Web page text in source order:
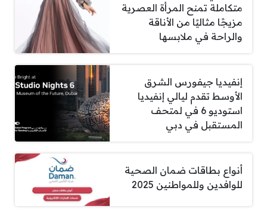
متكاملة تمنح المرأة العصرية
مزيجًا مثاليًا من الأناقة
والراحة في ملابسها
إنفيديا جيفورس الشرق
الأوسط تقدم ليالي إنفيديا
استوديو 6 في لمتحف
المستقبل في دبي
أنواع بطاقات ضمان الصحية
للوافدين وللمواطنين 2025